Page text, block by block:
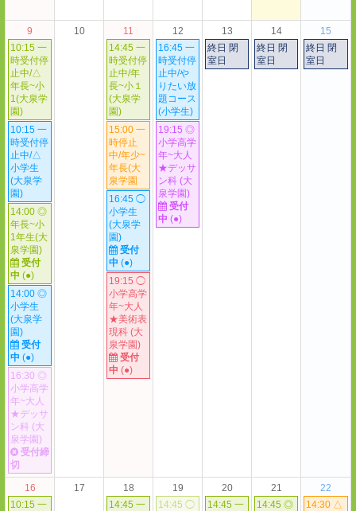
9
10:15 一
時受付停
止中/△
年長~小
1(大泉学
園)
10:15 一
時受付停
止中/△
小学生
(大泉学
園)
14:00 ◎
年長~小
1年生(大
泉学園)
受付
中 (●)
14:00 ◎
小学生
(大泉学
園)
受付
中 (●)
16:30 ◎
小学高学
年~大人
★デッサ
ン科 (大
泉学園)
受付締
切
10
11
14:45 一
時受付停
止中/年
長~小１
(大泉学
園)
15:00 一
時停止
中/年少~
年長(大
泉学園
16:45 ◯
小学生
(大泉学
園)
受付
中 (●)
19:15 ◯
小学高学
年~大人
★美術表
現科 (大
泉学園)
受付
中 (●)
12
16:45 一
時受付停
止中/や
りたい放
題コース
(小学生)
19:15 ◎
小学高学
年~大人
★デッサ
ン科 (大
泉学園)
受付
中 (●)
13
終日 閉
室日
14
終日 閉
室日
15
終日 閉
室日
16
10:15 一
17
18
14:45 一
19
14:45 ◯
20
14:45 一
21
14:45 ◎
22
14:30 △